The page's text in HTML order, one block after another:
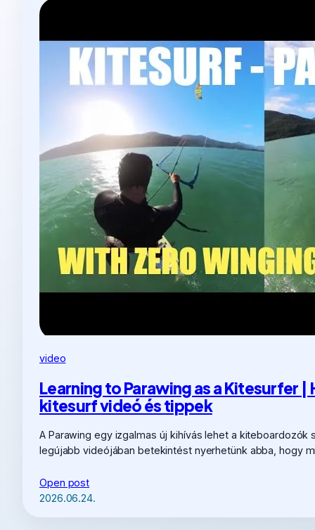
video
Learning to Parawing as a Kitesurfer |
kitesurf videó és tippek
A Parawing egy izgalmas új kihívás lehet a kiteboardozók
legújabb videójában betekintést nyerhetünk abba, hogy
Open post
2026.06.24.